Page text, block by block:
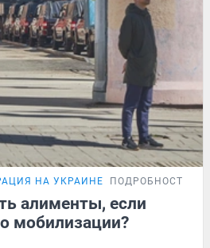
НА УКРАИНЕ ПОДРОБНОСТИ
алименты, если
мобилизации?